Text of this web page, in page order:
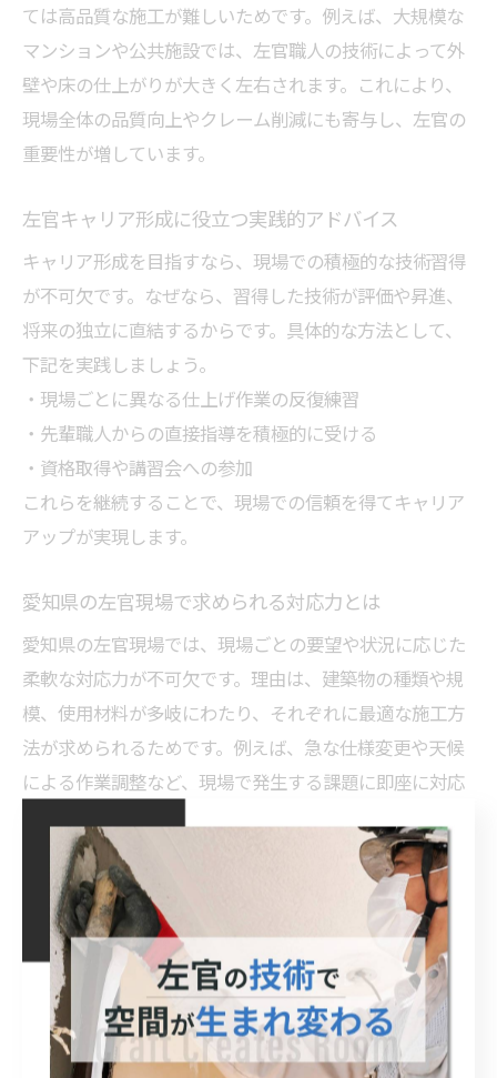
ては高品質な施工が難しいためです。例えば、大規模な
マンションや公共施設では、左官職人の技術によって外
壁や床の仕上がりが大きく左右されます。これにより、
現場全体の品質向上やクレーム削減にも寄与し、左官の
重要性が増しています。
左官キャリア形成に役立つ実践的アドバイス
キャリア形成を目指すなら、現場での積極的な技術習得
が不可欠です。なぜなら、習得した技術が評価や昇進、
将来の独立に直結するからです。具体的な方法として、
下記を実践しましょう。
・現場ごとに異なる仕上げ作業の反復練習
・先輩職人からの直接指導を積極的に受ける
・資格取得や講習会への参加
これらを継続することで、現場での信頼を得てキャリア
アップが実現します。
愛知県の左官現場で求められる対応力とは
愛知県の左官現場では、現場ごとの要望や状況に応じた
柔軟な対応力が不可欠です。理由は、建築物の種類や規
模、使用材料が多岐にわたり、それぞれに最適な施工方
法が求められるためです。例えば、急な仕様変更や天候
による作業調整など、現場で発生する課題に即座に対応
を通じて、臨機応変な判断力とコミュニケーション力を
磨くことが重要です。
現場で求められる左官の専門性と
は